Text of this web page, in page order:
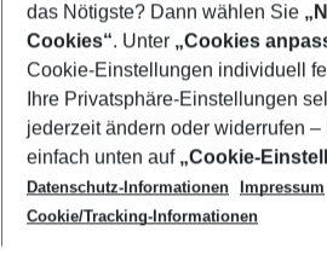
Footer
Footer navigation
Über uns
AGB
Cookie-Einstellungen ändern
Cookie-Richtlinie
Datenschutz
Service & Hilfe
Barrierefreies Reisen
Check-in
Folgen Sie uns
das Nötigste? Dann wählen Sie
Cookies“. Unter „Cookies
Cookie-Einstellungen individuell
Ihre Privatsphäre-Einstellungen
jederzeit ändern oder widerrufen
einfach unten auf „Cookie-
Datenschutz-Informationen
Impressum
Cookie/Tracking-Informationen